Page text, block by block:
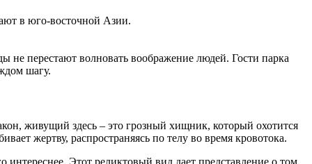
в юго-восточной Азии.
не перестают волновать воображение людей. Гости парка
шагу.
живущий здесь – это грозный хищник, который охотится
жертву, распространяясь по телу во время кровотока.